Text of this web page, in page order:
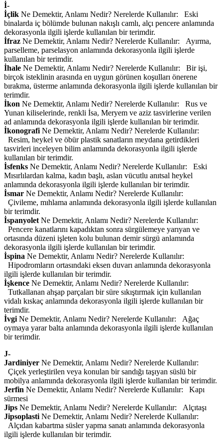
İ-
İçlik Ne Demektir, Anlamı Nedir? Nerelerde Kullanılır: Eski
binalarda iç bölümde bulunan nakışlı camlı, alçı pencere anlamında
dekorasyonla ilgili işlerde kullanılan bir terimdir.
İfraz Ne Demektir, Anlamı Nedir? Nerelerde Kullanılır: Ayırma,
parselleme, parselasyon anlamında dekorasyonla ilgili işlerde
kullanılan bir terimdir.
İhale Ne Demektir, Anlamı Nedir? Nerelerde Kullanılır: Bir işi,
birçok isteklinin arasında en uygun görünen koşulları önerene
bırakma, üsterme anlamında dekorasyonla ilgili işlerde kullanılan bir
terimdir.
İkon Ne Demektir, Anlamı Nedir? Nerelerde Kullanılır: Rus ve
Yunan kiliselerinde, renkli İsa, Meryem ve aziz tasvirlerine verilen
ad anlamında dekorasyonla ilgili işlerde kullanılan bir terimdir.
İkonografi Ne Demektir, Anlamı Nedir? Nerelerde Kullanılır:
Resim, heykel ve öbür plastik sanatların meydana getirdikleri
tasvirleri inceleyen bilim anlamında dekorasyonla ilgili işlerde
kullanılan bir terimdir.
İsfenks Ne Demektir, Anlamı Nedir? Nerelerde Kullanılır: Eski
Mısırlılardan kalma, kadın başlı, aslan vücutlu anıtsal heykel
anlamında dekorasyonla ilgili işlerde kullanılan bir terimdir.
İsmar Ne Demektir, Anlamı Nedir? Nerelerde Kullanılır:
Çivileme, mıhlama anlamında dekorasyonla ilgili işlerde kullanılan
bir terimdir.
İspanyolet Ne Demektir, Anlamı Nedir? Nerelerde Kullanılır:
Pencere kanatlarını kapadıktan sonra sürgülemeye yarıyan ve
ortasında düzeni işleten kolu bulunan demir sürgü anlamında
dekorasyonla ilgili işlerde kullanılan bir terimdir.
İspina Ne Demektir, Anlamı Nedir? Nerelerde Kullanılır:
Hipodromların ortasındaki eksen duvarı anlamında dekorasyonla
ilgili işlerde kullanılan bir terimdir.
İşkence Ne Demektir, Anlamı Nedir? Nerelerde Kullanılır:
Tutkallanan ahşap parçaları bir süre sıkıştırmak için kullanılan
vidalı kıskaç anlamında dekorasyonla ilgili işlerde kullanılan bir
terimdir.
İvgi Ne Demektir, Anlamı Nedir? Nerelerde Kullanılır: Ağaç
oymaya yarar balta anlamında dekorasyonla ilgili işlerde kullanılan
bir terimdir.
J-
Jardiniyer Ne Demektir, Anlamı Nedir? Nerelerde Kullanılır:
Çiçek yerleştirilen veya konulan bir sandığı taşıyan süslü bir
mobilya anlamında dekorasyonla ilgili işlerde kullanılan bir terimdir.
Jerfin Ne Demektir, Anlamı Nedir? Nerelerde Kullanılır: Kapı
sürmesi
Jips Ne Demektir, Anlamı Nedir? Nerelerde Kullanılır: Alçıtaşı
Jipsoplasti Ne Demektir, Anlamı Nedir? Nerelerde Kullanılır:
Alçıdan kabartma süsler yapma sanatı anlamında dekorasyonla
ilgili işlerde kullanılan bir terimdir.